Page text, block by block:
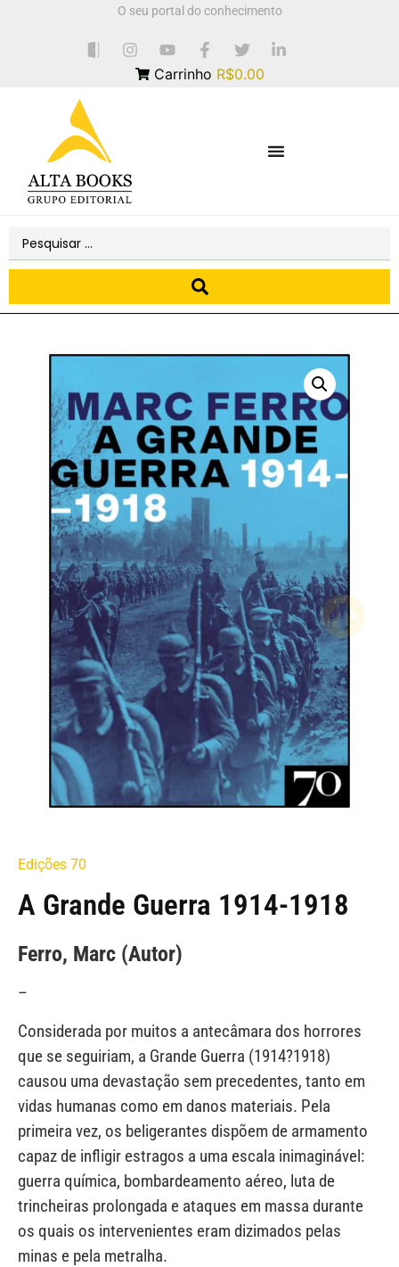
O seu portal do conhecimento
Carrinho R$0.00
Edições 70
A Grande Guerra 1914-1918
Ferro, Marc (Autor)
–
Considerada por muitos a antecâmara dos horrores
que se seguiriam, a Grande Guerra (1914?1918)
causou uma devastação sem precedentes, tanto em
vidas humanas como em danos materiais. Pela
primeira vez, os beligerantes dispõem de armamento
capaz de infligir estragos a uma escala inimaginável:
guerra química, bombardeamento aéreo, luta de
trincheiras prolongada e ataques em massa durante
os quais os intervenientes eram dizimados pelas
minas e pela metralha.